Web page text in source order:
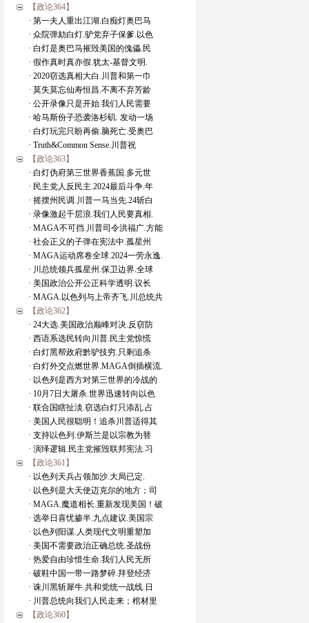
【政论364】
· 第一夫人重出江湖.白痴灯奥巴马
· 众院弹劾白灯.驴党弃子保爹.以色
· 白灯是奥巴马摧毁美国的傀儡.民
· 假作真时真亦假.犹太-基督文明.
· 2020窃选真相大白.川普和第一巾
· 莫失莫忘仙寿恒昌.不离不弃芳龄
· 公开录像只是开始.我们人民需要
· 哈马斯份子恐袭洛杉矶. 发动一场
· 白灯玩完只盼再偷.脑死亡.受奥巴
· Truth&Common Sense.川普祝
【政论363】
· 白灯伪府第三世界香蕉国.多元世
· 民主党人反民主.2024最后斗争.年
· 摇摆州民调.川普一马当先.24斩白
· 录像激起千层浪.我们人民要真相.
· MAGA不可挡.川普司令洪福广.方能
· 社会正义的子弹在宪法中.孤星州
· MAGA运动席卷全球.2024一劳永逸.
· 川总统领兵孤星州.保卫边界.全球
· 美国政治公开公正科学透明.议长
· MAGA.以色列与上帝齐飞.川总统共
【政论362】
· 24大选.美国政治巅峰对决.反窃防
· 西语系选民转向川普.民主党惊慌
· 白灯黑帮政府黔驴技穷.只剩追杀
· 白灯外交点燃世界.MAGA倒插横流.
· 以色列是西方对第三世界的冷战的
· 10月7日大屠杀.世界迅速转向以色
· 联合国瞎扯淡.窃选白灯只添乱.占
· 美国人民很聪明！追杀川普适得其
· 支持以色列.伊斯兰是以宗教为替
· 演绎逻辑.民主党摧毁联邦宪法.习
【政论361】
· 以色列天兵占领加沙.大局已定.
· 以色列是大天使迈克尔的地方；司
· MAGA.魔道相长.重新发现美国！破
· 选举日喜忧掺半.九点建议.美国宗
· 以色列阳谋.人类现代文明重塑加
· 美国不需要政治正确总统.圣战份
· 热爱自由珍惜生命.我们人民无所
· 破鞋中国一带一路梦碎.拜登经济
· 诛川黑斩犀牛.共和党统一战线.日
· 川普总统向我们人民走来；棺材里
【政论360】